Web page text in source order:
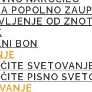
POPOLNO
OD
BON
PISNO